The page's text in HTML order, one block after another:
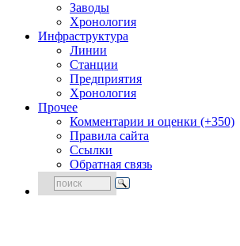
Заводы
Хронология
Инфраструктура
Линии
Станции
Предприятия
Хронология
Прочее
Комментарии и оценки (+350)
Правила сайта
Ссылки
Обратная связь